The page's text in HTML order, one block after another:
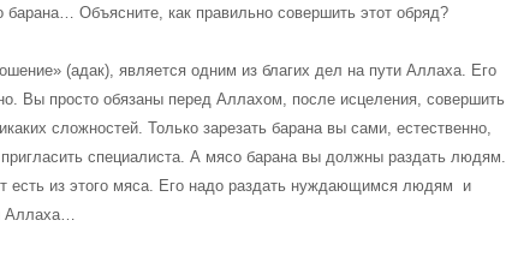
барана… Объясните, как правильно совершить этот обряд?
(адак), является одним из благих дел на пути Аллаха. Его
Вы просто обязаны перед Аллахом, после исцеления, совершить
сложностей. Только зарезать барана вы сами, естественно,
специалиста. А мясо барана вы должны раздать людям.
есть из этого мяса. Его надо раздать нуждающимся людям и
Аллаха…